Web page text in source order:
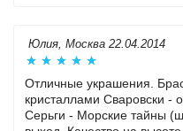
Юлия, Москва 22.04.2014
Отличные украшения.
кристаллами Сваровски -
Серьги - Морские тайны